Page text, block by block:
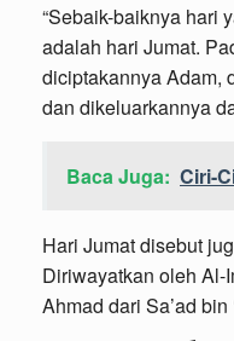
“Sebaik-baiknya hari
adalah hari Jumat.
diciptakannya Adam,
dan dikeluarkannya
Baca Juga: Ciri-
Hari Jumat disebut
Diriwayatkan oleh Al-
Ahmad dari Sa’ad